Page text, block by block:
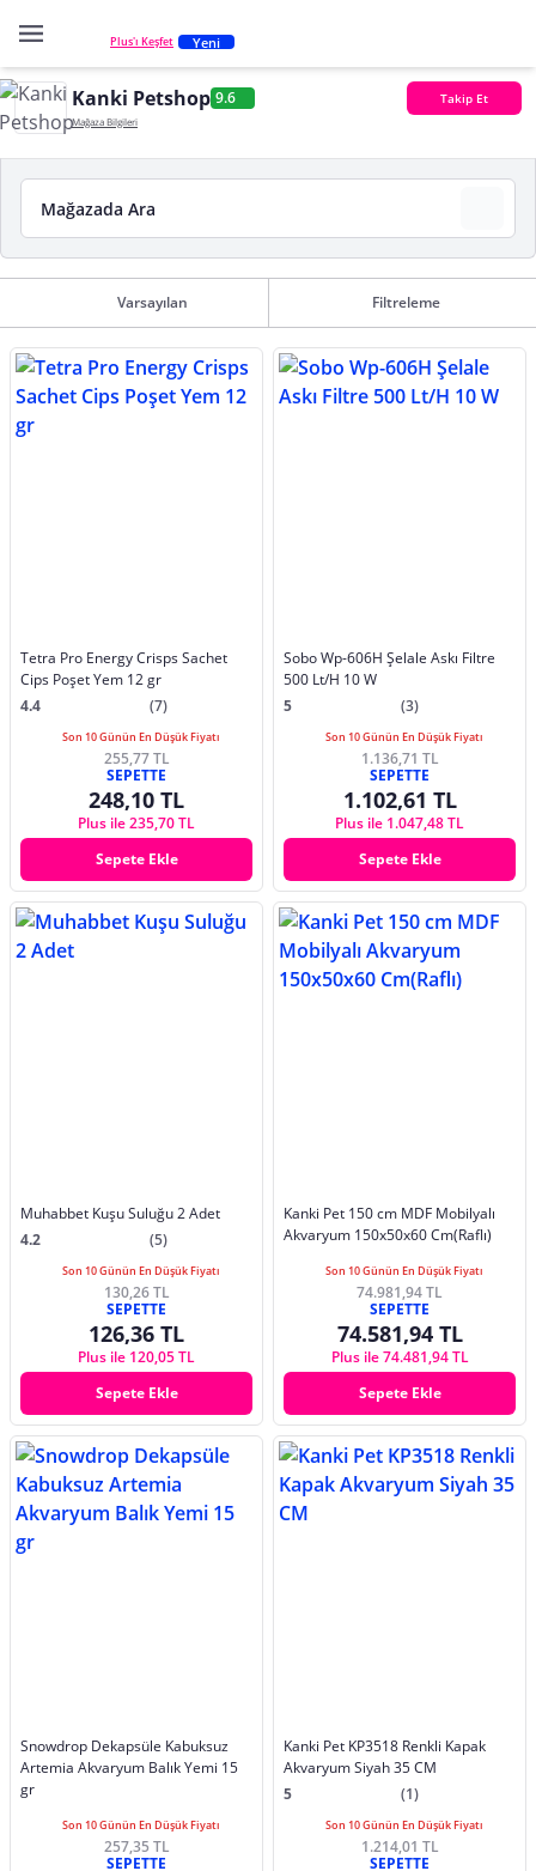
Plus'ı Keşfet Yeni
Kanki Petshop 9.6 Takip Et
Mağaza Bilgileri
Varsayılan Filtreleme
Tetra Pro Energy Crisps Sachet
Cips Poşet Yem 12 gr
4.4
(7)
Son 10 Günün En Düşük Fiyatı
255,77 TL
SEPETTE
248,10 TL
Plus ile 235,70 TL
Sepete Ekle
Sobo Wp-606H Şelale Askı Filtre
500 Lt/H 10 W
5
(3)
Son 10 Günün En Düşük Fiyatı
1.136,71 TL
SEPETTE
1.102,61 TL
Plus ile 1.047,48 TL
Sepete Ekle
Muhabbet Kuşu Suluğu 2 Adet
4.2
(5)
Son 10 Günün En Düşük Fiyatı
130,26 TL
SEPETTE
126,36 TL
Plus ile 120,05 TL
Sepete Ekle
Kanki Pet 150 cm MDF Mobilyalı
Akvaryum 150x50x60 Cm(Raflı)
Son 10 Günün En Düşük Fiyatı
74.981,94 TL
SEPETTE
74.581,94 TL
Plus ile 74.481,94 TL
Sepete Ekle
Snowdrop Dekapsüle Kabuksuz
Artemia Akvaryum Balık Yemi 15
gr
Son 10 Günün En Düşük Fiyatı
257,35 TL
SEPETTE
Kanki Pet KP3518 Renkli Kapak
Akvaryum Siyah 35 CM
5
(1)
Son 10 Günün En Düşük Fiyatı
1.214,01 TL
SEPETTE